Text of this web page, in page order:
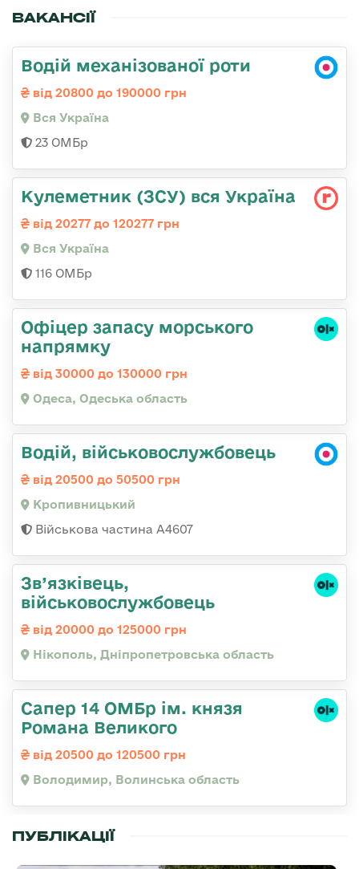
ВАКАНСІЇ
Водій механізованої роти
від 20800 до 190000 грн
Вся Україна
23 ОМБр
Кулеметник (ЗСУ) вся Україна
від 20277 до 120277 грн
Вся Україна
116 ОМБр
Офіцер запасу морського
напрямку
від 30000 до 130000 грн
Одеса, Одеська область
Водій, військовослужбовець
від 20500 до 50500 грн
Кропивницький
Військова частина А4607
Зв’язківець,
військовослужбовець
від 20000 до 125000 грн
Нікополь, Дніпропетровська область
Сапер 14 ОМБр ім. князя
Романа Великого
від 20500 до 120500 грн
Володимир, Волинська область
ПУБЛІКАЦІЇ